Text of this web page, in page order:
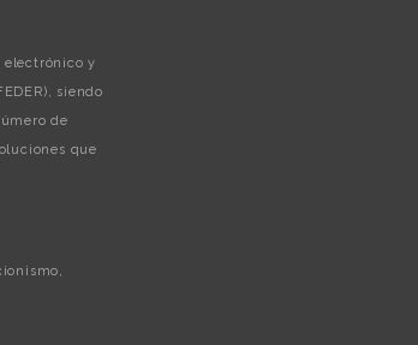
electrónico y
siendo
de
que